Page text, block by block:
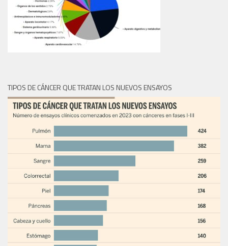
TIPOS DE CÁNCER QUE TRATAN LOS NUEVOS ENSAYOS